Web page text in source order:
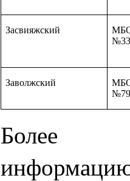
Засвияжский
Заволжский
Более